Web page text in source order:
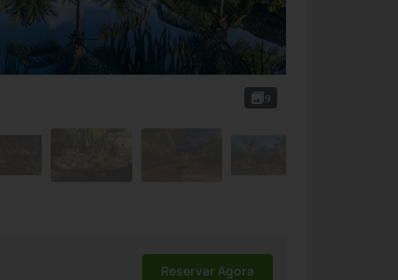
9
Reservar Agora